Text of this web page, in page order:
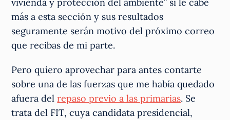
más a esta sección y sus resultados
seguramente serán motivo del próximo correo
que recibas de mi parte.
Pero quiero aprovechar para antes contarte
sobre una de las fuerzas que me había quedado
afuera delrepaso previo a las primarias. Se
trata del FIT, cuya candidata presidencial,